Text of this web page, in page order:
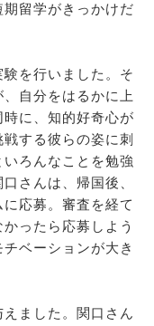
留学がきっかけだ
を行いました。そ
自分をはるかに上
に、知的好奇心が
する彼らの姿に刺
ろんなことを勉強
さんは、帰国後、
応募。審査を経て
ったら応募しよう
ベーションが大き
ました。関口さん